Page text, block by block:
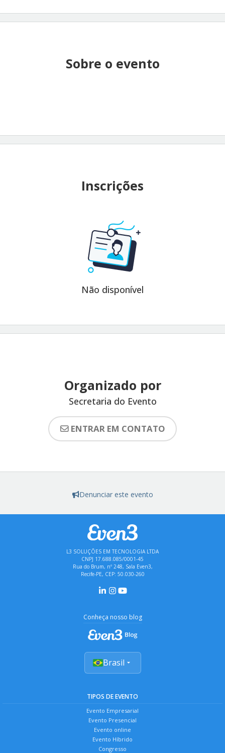
Sobre o evento
Inscrições
Não disponível
Organizado por
Secretaria do Evento
ENTRAR EM CONTATO
Denunciar este evento
L3 SOLUÇÕES EM TECNOLOGIA LTDA
CNPJ 17.688.085/0001-45
Rua do Brum, nº 248, Sala Even3,
Recife-PE, CEP: 50.030-260
Conheça nosso blog
Brasil
TIPOS DE EVENTO
Evento Empresarial
Evento Presencial
Evento online
Evento Híbrido
Congresso